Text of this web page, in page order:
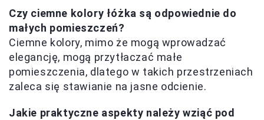
Czy ciemne kolory łóżka są odpowiednie do
małych pomieszczeń?
Ciemne kolory, mimo że mogą wprowadzać
elegancję, mogą przytłaczać małe
pomieszczenia, dlatego w takich przestrzeniach
zaleca się stawianie na jasne odcienie.
Jakie praktyczne aspekty należy wziąć pod